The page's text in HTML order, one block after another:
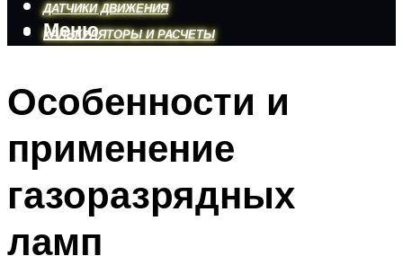
ДАТЧИКИ ДВИЖЕНИЯ
КАЛЬКУЛЯТОРЫ И РАСЧЕТЫ
Меню
Меню
Особенности и
применение
газоразрядных
ламп